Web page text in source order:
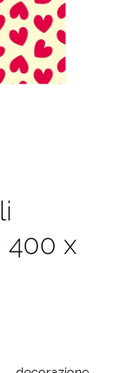
400 x